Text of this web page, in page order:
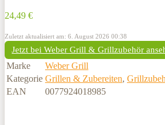
24,49 €
Zuletzt aktualisiert am: 6. August 2026 00:38
Jetzt bei Weber Grill & Grillzubehör
Marke
Weber Grill
Kategorie Grillen & Zubereiten,
EAN
0077924018985